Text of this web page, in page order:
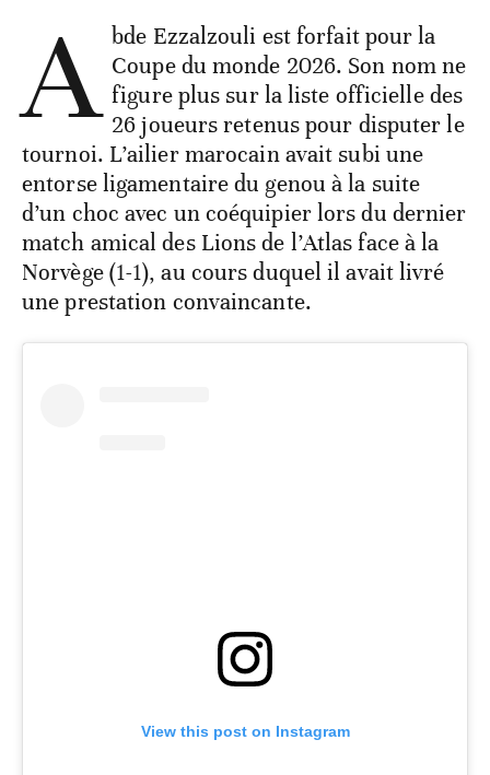
A bde Ezzalzouli est forfait pour la
Coupe du monde 2026. Son nom ne
figure plus sur la liste officielle des
26 joueurs retenus pour disputer le
tournoi. L’ailier marocain avait subi une
entorse ligamentaire du genou à la suite
d’un choc avec un coéquipier lors du dernier
match amical des Lions de l’Atlas face à la
Norvège (1-1), au cours duquel il avait livré
une prestation convaincante.
View this post on Instagram